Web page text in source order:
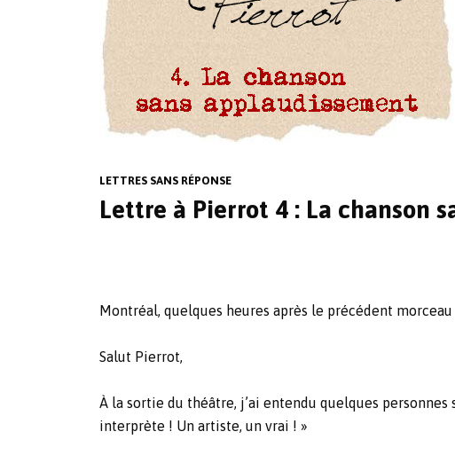
LETTRES SANS RÉPONSE
Lettre à Pierrot 4 : La chanson
Montréal, quelques heures après le précédent morceau
Salut Pierrot,
À la sortie du théâtre, j’ai entendu quelques
interprète ! Un artiste, un vrai ! »